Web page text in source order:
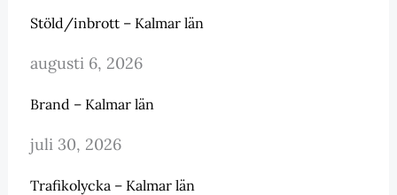
Stöld/inbrott – Kalmar län
augusti 6, 2026
Brand – Kalmar län
juli 30, 2026
Trafikolycka – Kalmar län